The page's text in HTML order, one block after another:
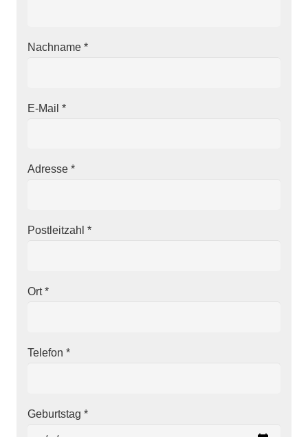
Nachname *
E-Mail *
Adresse *
Postleitzahl *
Ort*
Telefon *
Geburtstag *